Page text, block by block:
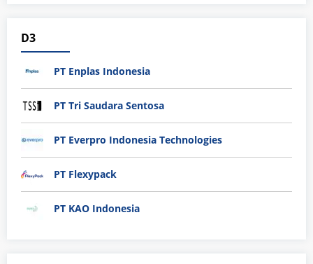
D3
PT Enplas Indonesia
PT Tri Saudara Sentosa
PT Everpro Indonesia Technologies
PT Flexypack
PT KAO Indonesia